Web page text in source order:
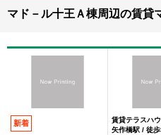
マド－ル十王Ａ棟周辺の賃貸
新着
賃貸テラスハ
矢作橋駅 / 徒